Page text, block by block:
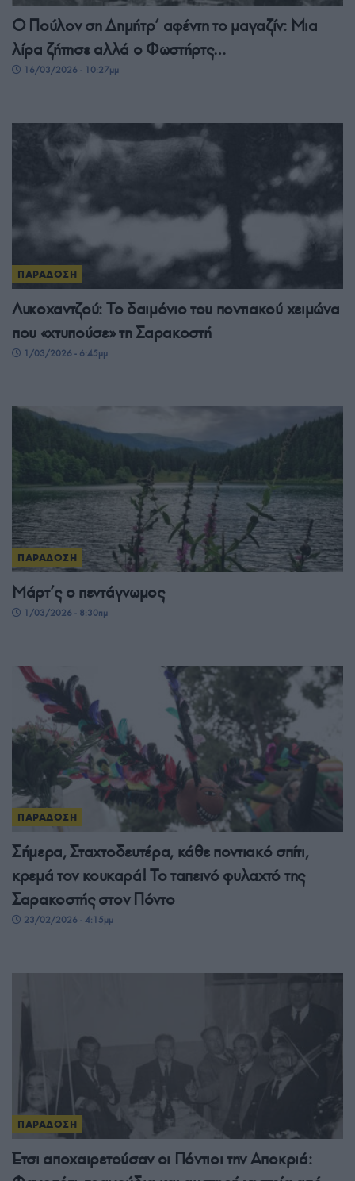
Ο Πούλον ση Δημήτρ’ αφέντη το μαγαζίν: Μια
λίρα ζήτησε αλλά ο Φωστήρτς…
16/03/2026 - 10:27μμ
ΠΑΡΑΔΟΣΗ
Λυκοχαντζού: Το δαιμόνιο του ποντιακού χειμώνα
που «χτυπούσε» τη Σαρακοστή
1/03/2026 - 6:45μμ
ΠΑΡΑΔΟΣΗ
Μάρτ’ς ο πεντάγνωμος
1/03/2026 - 8:30πμ
ΠΑΡΑΔΟΣΗ
Σήμερα, Σταχτοδευτέρα, κάθε ποντιακό σπίτι,
κρεμά τον κουκαρά! Το ταπεινό φυλαχτό της
Σαρακοστής στον Πόντο
23/02/2026 - 4:15μμ
ΠΑΡΑΔΟΣΗ
Έτσι αποχαιρετούσαν οι Πόντιοι την Αποκριά: